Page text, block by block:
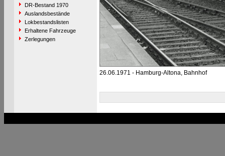
DR-Bestand 1970
Auslandsbestände
Lokbestandslisten
Erhaltene Fahrzeuge
Zerlegungen
26.06.1971 - Hamburg-Altona, Bahnhof